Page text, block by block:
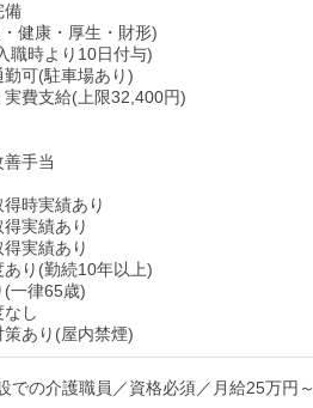
備
健康・厚生・財形)
職時より10日付与)
可(駐車場あり)
費支給(上限32,400円)
手当
時実績あり
実績あり
実績あり
り(勤続10年以上)
(一律65歳)
し
あり(屋内禁煙)
での介護職員／資格必須／月給25万円～